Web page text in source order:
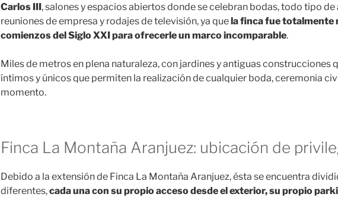
Carlos III, salones y espacios abiertos donde se celebran bodas, todo tipo
reuniones de empresa y rodajes de televisión, ya quela finca fue totalmente
comienzos del Siglo XXI para ofrecerle un marco incomparable.
Miles de metros en plena naturaleza, con jardines y antiguas construcciones
íntimos y únicos que permiten la realización de cualquier boda, ceremonia
momento.
Finca La Montaña Aranjuez: ubicación de
Debido a la extensión de Finca La Montaña Aranjuez, ésta se encuentra
diferentes,cada una con su propio acceso desde el exterior, su propio